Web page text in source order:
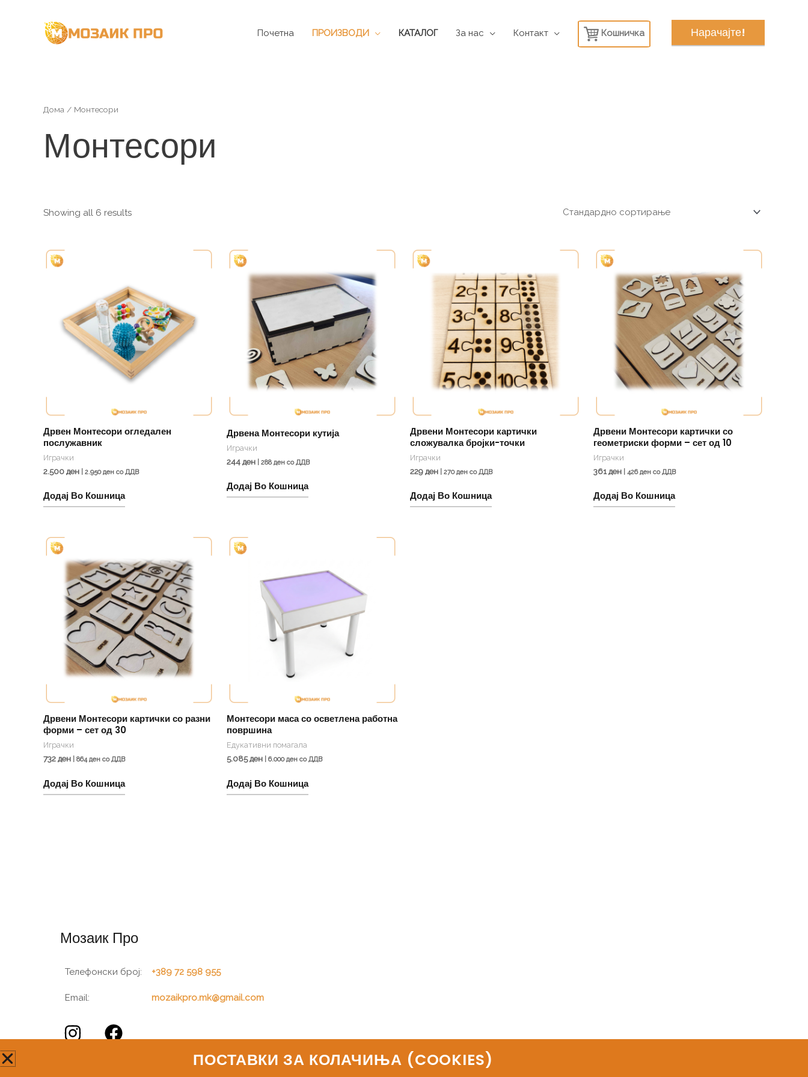
Почетна ПРОИЗВОДИ КАТАЛОГ За нас Контакт Кошничка Нарачајте!
Дома / Монтесори
Монтесори
Showing all 6 results
Дрвен Монтесори огледален
послужавник
Играчки
2.500ден 2.950ден со ДДВ
Додај Во Кошница
Дрвена Монтесори кутија
Играчки
244ден 288ден со ДДВ
Додај Во Кошница
Дрвени Монтесори картички
сложувалка бројки-точки
Играчки
229ден 270ден со ДДВ
Додај Во Кошница
Дрвени Монтесори картички со
геометриски форми – сет од 10
Играчки
361ден 426ден со ДДВ
Додај Во Кошница
Дрвени Монтесори картички со разни
форми – сет од 30
Играчки
732ден 864ден со ДДВ
Додај Во Кошница
Монтесори маса со осветлена работна
површина
Едукативни помагала
5.085ден 6.000ден со ДДВ
Додај Во Кошница
Мозаик Про
Телефонски број: +389 72 598 955
Email: mozaikpro.mk@gmail.com
ПОСТАВКИ ЗА КОЛАЧИЊА (COOKIES)​